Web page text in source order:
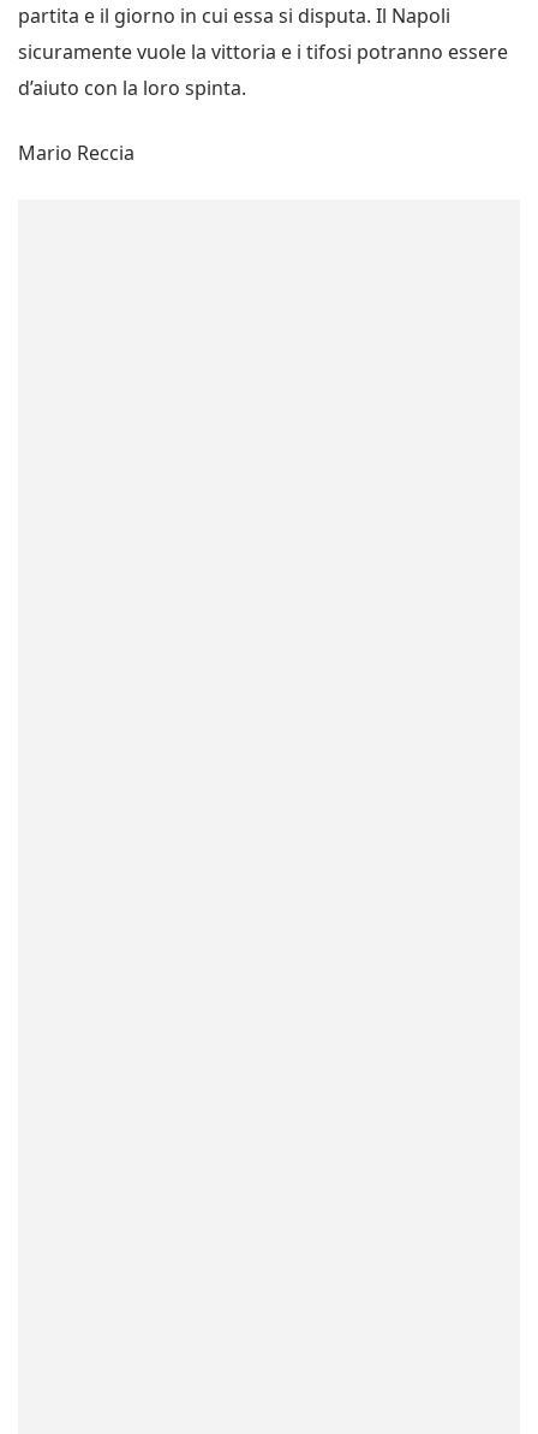
partita e il giorno in cui essa si disputa. Il Napoli
sicuramente vuole la vittoria e i tifosi potranno essere
d’aiuto con la loro spinta.
Mario Reccia